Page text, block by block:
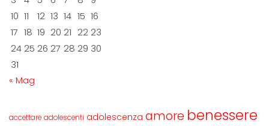
10 11 12 13 14 15 16
17 18 19 20 21 22 23
24 25 26 27 28 29 30
31
« Mag
accettare adolescenti adolescenza amore benessere